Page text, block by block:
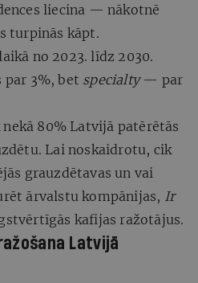
liecina — nākotnē
turpinās kāpt.
no 2023. līdz 2030.
par 3%, bet specialty— par
80% Latvijā patērētās
Lai noskaidrotu, cik
grauzdētavas un vai
ārvalstu kompānijas, Ir
kafijas ražotājus.
Latvijā